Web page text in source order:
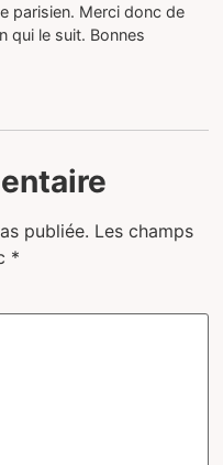
parisien. Merci donc de
qui le suit. Bonnes
publiée. Les champs
*